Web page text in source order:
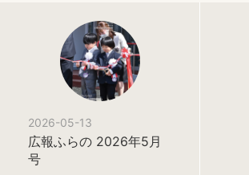
2026-05-13
広報ふらの 2026年5月
号